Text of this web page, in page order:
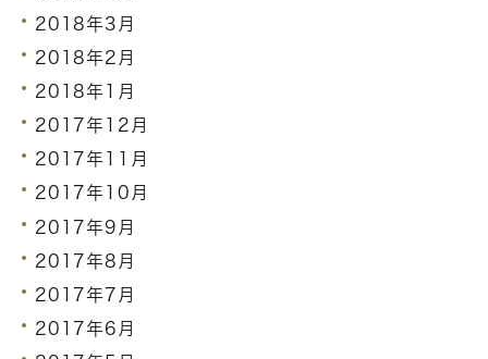
2018年3月
2018年2月
2018年1月
2017年12月
2017年11月
2017年10月
2017年9月
2017年8月
2017年7月
2017年6月